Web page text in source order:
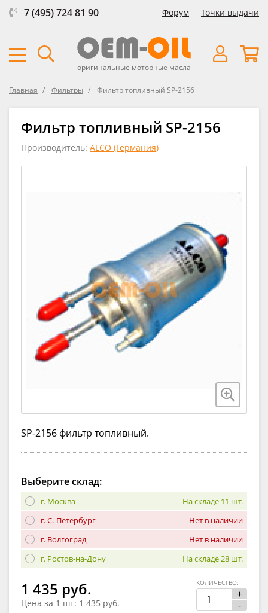
7 (495) 724 81 90 Форум Точки выдачи
оригинальные моторные масла
Главная Фильтры Фильтр топливный SP-2156
Фильтр топливный SP-2156
Производитель: ALCO (Германия)
SP-2156 фильтр топливный.
Выберите склад:
г. Москва
На складе 11 шт.
г. С.-Петербург
Нет в наличии
г. Волгоград
Нет в наличии
г. Ростов-на-Дону
На складе 28 шт.
1 435 руб.
Цена за 1 шт: 1 435 руб.
+
-
КОЛИЧЕСТВО: